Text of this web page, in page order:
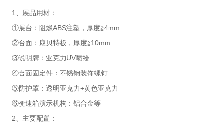
1、展品用材：
①展台：阻燃ABS注塑，厚度≧4mm
②台面：康贝特板，厚度≧10mm
③说明牌：亚克力UV喷绘
④台面固定件：不锈钢装饰螺钉
⑤防护罩：透明亚克力+黄色亚克力
⑥变速箱演示机构：铝合金等
2、主要配置：